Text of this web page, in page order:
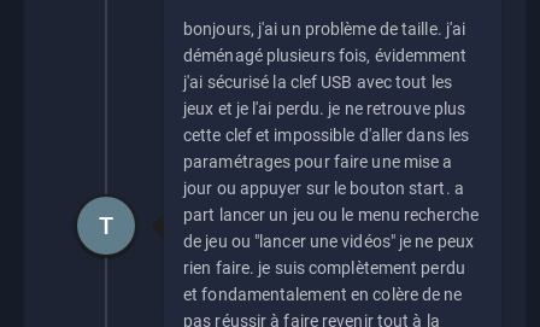
bonjours, j'ai un problème de taille. j'ai
déménagé plusieurs fois, évidemment
j'ai sécurisé la clef USB avec tout les
jeux et je l'ai perdu. je ne retrouve plus
cette clef et impossible d'aller dans les
paramétrages pour faire une mise a
jour ou appuyer sur le bouton start. a
part lancer un jeu ou le menu recherche
de jeu ou "lancer une vidéos" je ne peux
rien faire. je suis complètement perdu
et fondamentalement en colère de ne
pas réussir à faire revenir tout à la
T